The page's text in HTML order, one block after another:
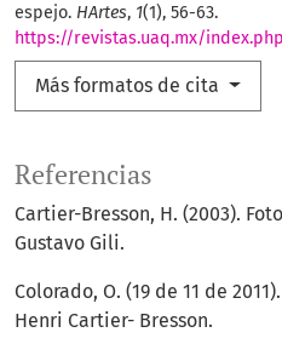
espejo. HArtes, 1(1), 56-63.
https://revistas.uaq.mx/
Más formatos de cita
Referencias
Cartier-Bresson, H. (2003).
Gustavo Gili.
Colorado, O. (19 de 11 de
Henri Cartier- Bresson.